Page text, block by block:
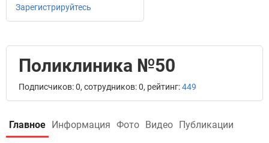
Зарегистрируйтесь
Поликлиника №50
Подписчиков: 0, сотрудников: 0, рейтинг:449
Главное Информация Фото Видео Публикации